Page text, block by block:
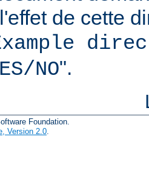
de cette
NO".
Foundation.
Version 2.0.